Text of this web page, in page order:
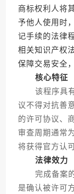
商标权利人将
予他人使用时
记手续的法律
相关知识产权
保障交易安全
核心特征
该程序具有
议不得对抗善
的许可协议、
审查周期通常
将获得官方认
法律效力
完成备案的
是确认被许可